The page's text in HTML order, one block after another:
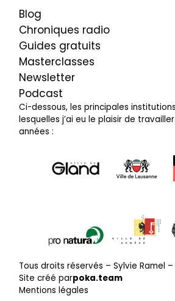
Blog
Chroniques radio
Guides gratuits
Masterclasses
Newsletter
Podcast
Ci-dessous, les principales
lesquelles j’ai eu le plaisir de
années :
Tous droits réservés – Sylvie Ramel
Site créé parpoka.team
Mentions légales